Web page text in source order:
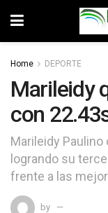
Home DEPORTE
Marileidy
con
Marileidy Paulino
logrando su
frente a las
by